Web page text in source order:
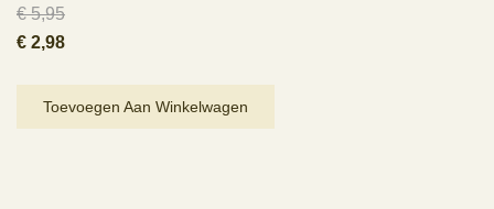
€5,95
Oorspronkelijke
was:
€ 5,95.
€ 2,98Huidige
€ 2,98.
Toevoegen Aan Winkelwagen